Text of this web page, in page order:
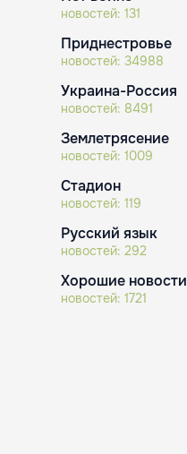
новостей: 131
Приднестровье
новостей: 34988
Украина-Россия
новостей: 8491
Землетрясение
новостей: 1009
Стадион
новостей: 119
Русский язык
новостей: 292
Хорошие новости
новостей: 1721